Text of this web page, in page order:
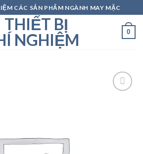
CÁC SẢN PHẨM NGÀNH MAY MẶC
0